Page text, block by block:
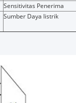
Sensitivitas Penerima
Sumber Daya listrik